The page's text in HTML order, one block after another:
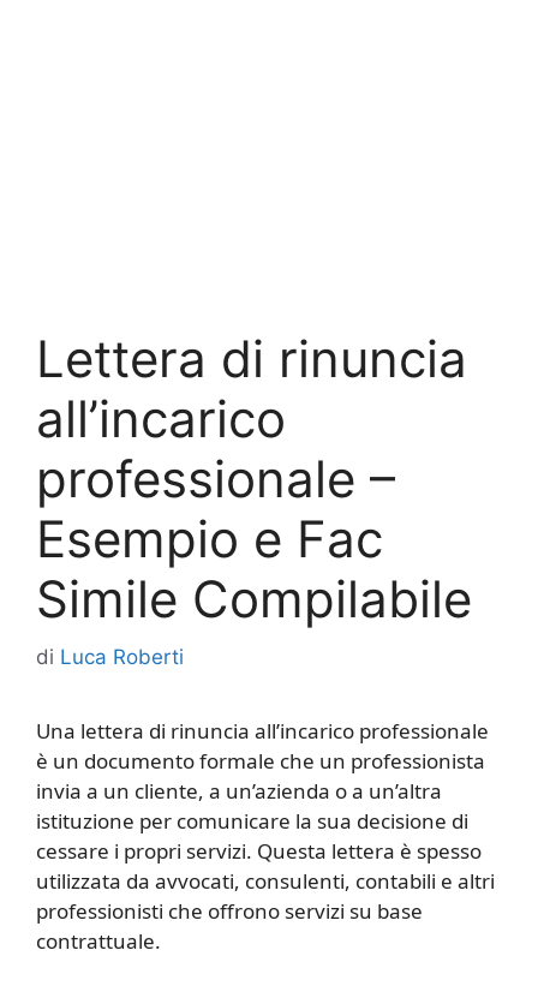
Lettera di rinuncia
all’incarico
professionale –
Esempio e Fac
Simile Compilabile
di Luca Roberti
Una lettera di rinuncia all’incarico professionale
è un documento formale che un professionista
invia a un cliente, a un’azienda o a un’altra
istituzione per comunicare la sua decisione di
cessare i propri servizi. Questa lettera è spesso
utilizzata da avvocati, consulenti, contabili e altri
professionisti che offrono servizi su base
contrattuale.